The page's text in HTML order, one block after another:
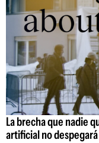
La brecha que nadie
artificial no